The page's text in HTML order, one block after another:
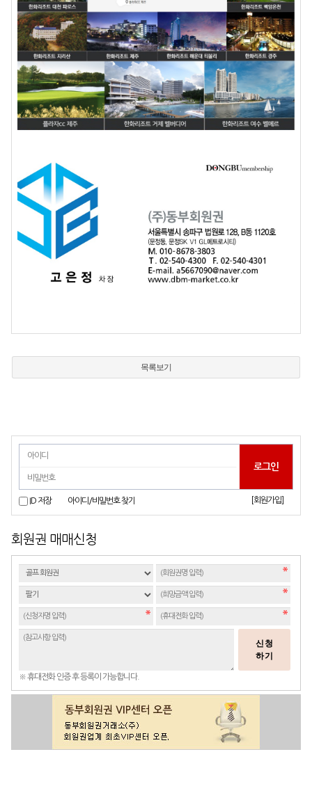
목록보기
ID 저장 아이디/비밀번호 찾기 [회원가입]
회원권 매매신청
신청
하기
※ 휴대전화 인증 후 등록이 가능합니다.